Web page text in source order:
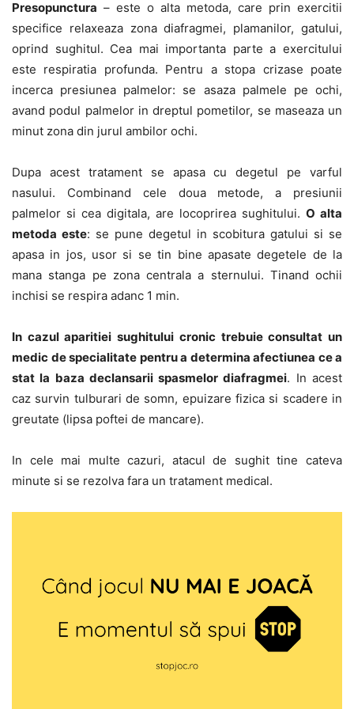
Presopunctura – este o alta metoda, care prin exercitii
specifice relaxeaza zona diafragmei, plamanilor, gatului,
oprind sughitul. Cea mai importanta parte a exercitului
este respiratia profunda. Pentru a stopa crizase poate
incerca presiunea palmelor: se asaza palmele pe ochi,
avand podul palmelor in dreptul pometilor, se maseaza un
minut zona din jurul ambilor ochi.
Dupa acest tratament se apasa cu degetul pe varful
nasului. Combinand cele doua metode, a presiunii
palmelor si cea digitala, are locoprirea sughitului. O alta
metoda este: se pune degetul in scobitura gatului si se
apasa in jos, usor si se tin bine apasate degetele de la
mana stanga pe zona centrala a sternului. Tinand ochii
inchisi se respira adanc 1 min.
In cazul aparitiei sughitului cronic trebuie consultat un
medic de specialitate pentru a determina afectiunea ce a
stat la baza declansarii spasmelor diafragmei. In acest
caz survin tulburari de somn, epuizare fizica si scadere in
greutate (lipsa poftei de mancare).
In cele mai multe cazuri, atacul de sughit tine cateva
minute si se rezolva fara un tratament medical.